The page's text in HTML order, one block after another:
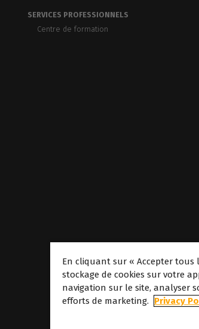
SERVICES PROFESSIONNELS
Centre de formation
À
En cliquant sur « Accepter tous
stockage de cookies sur votre
navigation sur le site, analyser
efforts de marketing.
Privacy